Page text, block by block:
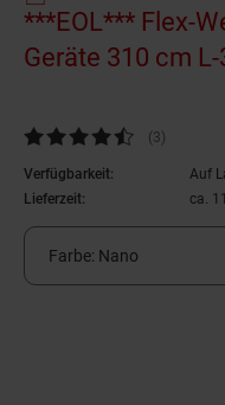
***EOL*** Flex-
Geräte 310 cm
Kundenbewertung: 4,33 von 5
(3)
Verfügbarkeit:
Auf
Lieferzeit:
ca.
Farbe: Nano